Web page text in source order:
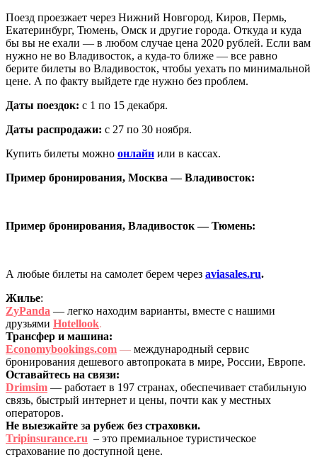
Поезд проезжает через Нижний Новгород, Киров, Пермь,
Екатеринбург, Тюмень, Омск и другие города. Откуда и куда
бы вы не ехали — в любом случае цена 2020 рублей. Если вам
нужно не во Владивосток, а куда-то ближе — все равно
берите билеты во Владивосток, чтобы уехать по минимальной
цене. А по факту выйдете где нужно без проблем.
Даты поездок: с 1 по 15 декабря.
Даты распродажи: с 27 по 30 ноября.
Купить билеты можно онлайн или в кассах.
Пример бронирования, Москва — Владивосток:
Пример бронирования, Владивосток — Тюмень:
А любые билеты на самолет берем через aviasales.ru.
Жилье:
ZyPanda — легко находим варианты, вместе с нашими
друзьями Hotellook.
Трансфер и машина:
Economybookings.com — международный сервис
бронирования дешевого автопроката в мире, России, Европе.
Оставайтесь на связи:
Drimsim — работает в 197 странах, обеспечивает стабильную
связь, быстрый интернет и цены, почти как у местных
операторов.
Не выезжайте за рубеж без страховки.
Tripinsurance.ru – это премиальное туристическое
страхование по доступной цене.